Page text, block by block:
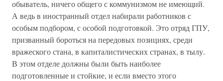
обыватель, ничего общего с коммунизмом не имеющий.
А ведь в иностранный отдел набирали работников с
особым подбором, с особой подготовкой. Это отряд ГПУ,
призванный бороться на передовых позициях, среди
вражеского стана, в капиталистических странах, в тылу.
В этом отделе должны были быть наиболее
подготовленные и стойкие, и если вместо этого